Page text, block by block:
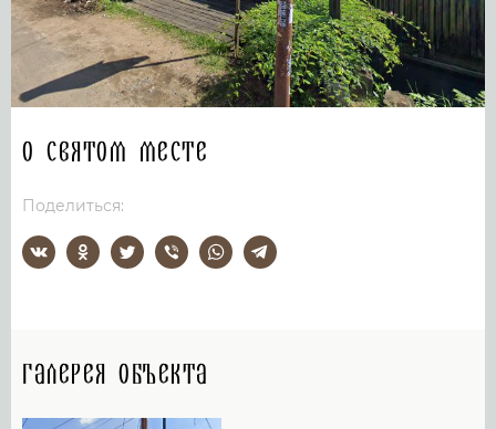
О святом месте
Поделиться:
Галерея объекта